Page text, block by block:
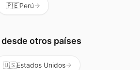
🇵🇪Perú
desde otros países
🇺🇸Estados Unidos